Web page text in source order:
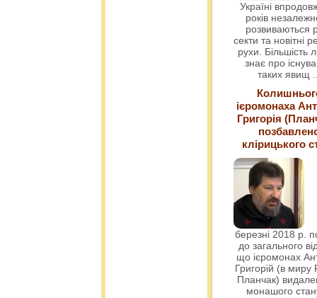
Україні
років
розвиваються
секти та новітні
рухи. Більшість
знає про
таких явищ
ієромонаха
Григорія
клірицького
березні 2018 р.
до загального
що ієромонах
Григорій (в миру
Планчак)
монашого